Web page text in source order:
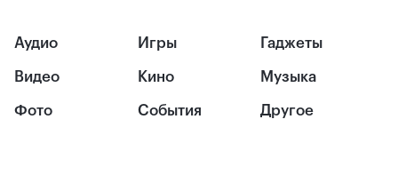
Аудио
Видео
Фото
Игры
Кино
События
Гаджеты
Музыка
Другое